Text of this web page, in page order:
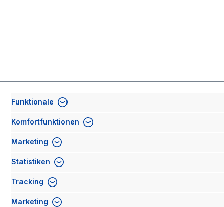
Funktionale
Komfortfunktionen
Marketing
Statistiken
Tracking
Marketing